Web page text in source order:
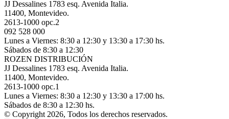
JJ Dessalines 1783 esq. Avenida Italia.
11400, Montevideo.
2613-1000 opc.2
092 528 000
Lunes a Viernes: 8:30 a 12:30 y 13:30 a 17:30 hs.
Sábados de 8:30 a 12:30
ROZEN DISTRIBUCIÓN
JJ Dessalines 1783 esq. Avenida Italia.
11400, Montevideo.
2613-1000 opc.1
Lunes a Viernes: 8:30 a 12:30 y 13:30 a 17:00 hs.
Sábados de 8:30 a 12:30 hs.
© Copyright 2026, Todos los derechos reservados.